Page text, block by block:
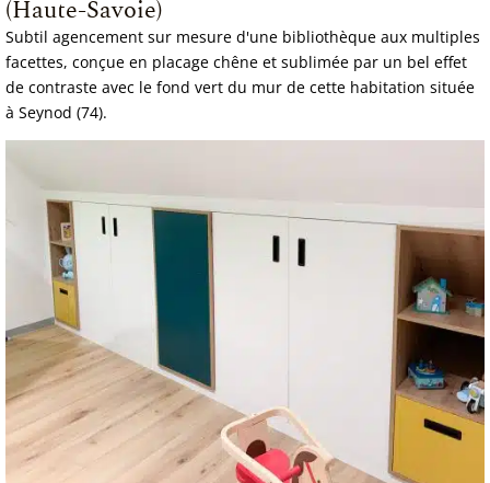
(Haute-Savoie)
Subtil agencement sur mesure d'une bibliothèque aux multiples
facettes, conçue en placage chêne et sublimée par un bel effet
de contraste avec le fond vert du mur de cette habitation située
à Seynod (74).